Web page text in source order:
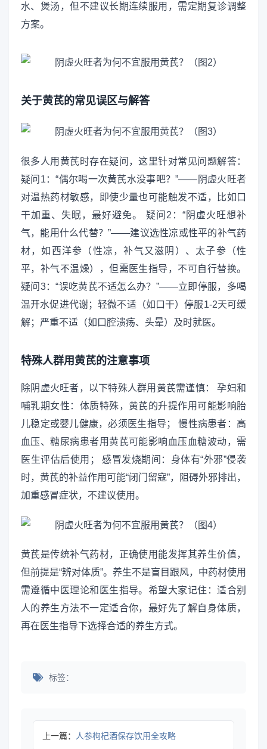
水、煲汤，但不建议长期连续服用，需定期复诊调整
方案。
关于黄芪的常见误区与解答
很多人用黄芪时存在疑问，这里针对常见问题解答：
疑问1：“偶尔喝一次黄芪水没事吧？”——阴虚火旺者
对温热药材敏感，即使少量也可能触发不适，比如口
干加重、失眠，最好避免。 疑问2：“阴虚火旺想补
气，能用什么代替？”——建议选性凉或性平的补气药
材，如西洋参（性凉，补气又滋阴）、太子参（性
平，补气不温燥），但需医生指导，不可自行替换。
疑问3：“误吃黄芪不适怎么办？”——立即停服，多喝
温开水促进代谢；轻微不适（如口干）停服1-2天可缓
解；严重不适（如口腔溃疡、头晕）及时就医。
特殊人群用黄芪的注意事项
除阴虚火旺者，以下特殊人群用黄芪需谨慎： 孕妇和
哺乳期女性：体质特殊，黄芪的升提作用可能影响胎
儿稳定或婴儿健康，必须医生指导； 慢性病患者：高
血压、糖尿病患者用黄芪可能影响血压血糖波动，需
医生评估后使用； 感冒发烧期间：身体有“外邪”侵袭
时，黄芪的补益作用可能“闭门留寇”，阻碍外邪排出，
加重感冒症状，不建议使用。
黄芪是传统补气药材，正确使用能发挥其养生价值，
但前提是“辨对体质”。养生不是盲目跟风，中药材使用
需遵循中医理论和医生指导。希望大家记住：适合别
人的养生方法不一定适合你，最好先了解自身体质，
再在医生指导下选择合适的养生方式。
标签：
上一篇： 人参枸杞酒保存饮用全攻略